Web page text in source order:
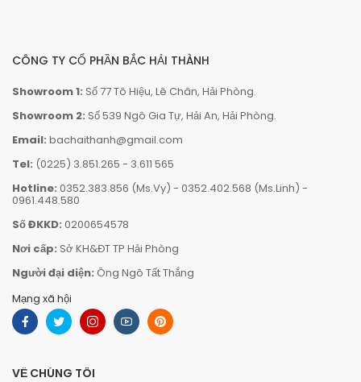
CÔNG TY CỔ PHẦN BẮC HẢI THÀNH
Showroom 1: Số 77 Tô Hiệu, Lê Chân, Hải Phòng.
Showroom 2: Số 539 Ngô Gia Tự, Hải An, Hải Phòng.
Email: bachaithanh@gmail.com
Tel: (0225) 3.851.265 - 3.611 565
Hotline: 0352.383.856 (Ms.Vy) - 0352.402.568 (Ms.Linh) -
0961.448.580
Số ĐKKD: 0200654578
Nơi cấp: Sở KH&ĐT TP Hải Phòng
Người đại diện: Ông Ngô Tất Thắng
Mạng xã hội
VỀ CHÚNG TÔI